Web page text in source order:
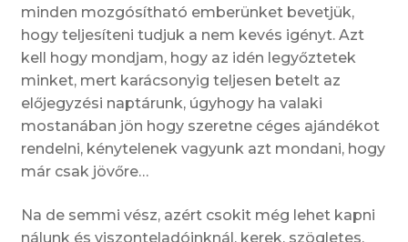
minden mozgósítható emberünket bevetjük,
hogy teljesíteni tudjuk a nem kevés igényt. Azt
kell hogy mondjam, hogy az idén legyőztetek
minket, mert karácsonyig teljesen betelt az
előjegyzési naptárunk, úgyhogy ha valaki
mostanában jön hogy szeretne céges ajándékot
rendelni, kénytelenek vagyunk azt mondani, hogy
már csak jövőre…
Na de semmi vész, azért csokit még lehet kapni
nálunk és viszonteladóinknál, kerek, szögletes,